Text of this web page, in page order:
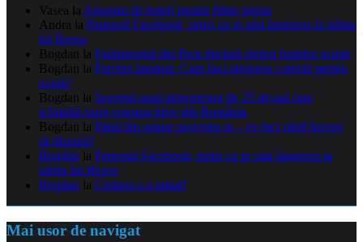
Vasea la Angajari de baieti pentru filme porno
Andra la Patronul Facebook, prins ca se uita languros la iubita
lui Bezos
Bogdan la Parlamentul din Peru declară război fustelor scurte
Bogdan la Parchet laminat: Cum faci alegerea corectă pentru
acasă?
Bogdan la Secretul unui antreprenor de 25 de ani care
schimbă piața construcțiilor din România
Bogdan la Părul tău spune povestea ta – ce faci când începe
să dispară?
Bogdan la Patronul Facebook, prins ca se uita languros la
iubita lui Bezos
Bogdan la Ciolacu s-a tatuat!
Mai usor de navigat